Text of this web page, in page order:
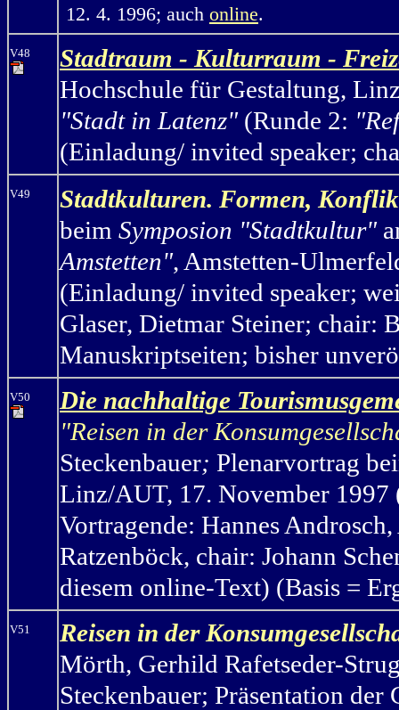
12. 4. 1996; auch online.
V48
Stadtraum - Kulturraum -
Hochschule für Gestaltung,
"Stadt in Latenz"(Runde 2:
(Einladung/ invited speaker;
V49
Stadtkulturen. Formen,
beim Symposion "Stadtkultur"
Amstetten", Amstetten-
(Einladung/ invited speaker;
Glaser, Dietmar Steiner; chair:
Manuskriptseiten; bisher
V50
Die nachhaltige
"Reisen in der
Steckenbauer; Plenarvortrag
Linz/AUT, 17. November 1997
Vortragende: Hannes
Ratzenböck, chair: Johann
diesem online-Text) (Basis =
V51
Reisen in der
Mörth, Gerhild Rafetseder-
Steckenbauer; Präsentation der